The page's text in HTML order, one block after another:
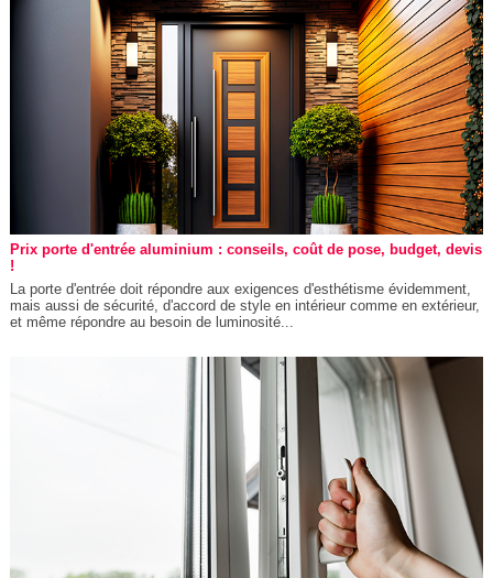
Prix porte d'entrée aluminium : conseils, coût de pose, budget, devis
!
La porte d'entrée doit répondre aux exigences d'esthétisme évidemment,
mais aussi de sécurité, d'accord de style en intérieur comme en extérieur,
et même répondre au besoin de luminosité...